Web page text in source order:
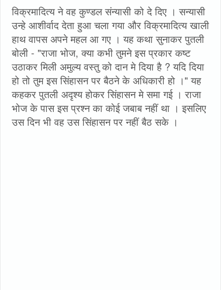
विक्रमादित्य ने वह कुण्डल संन्यासी को दे दिए । सन्यासी
उन्हे आशीर्वाद देता हुआ चला गया और विक्रमादित्य खाली
हाथ वापस अपने महल आ गए । यह कथा सुनाकर पुतली
बोली - "राजा भोज, क्या कभी तुमने इस प्रकार कष्ट
उठाकर मिली अमुल्य वस्तु को दान मे दिया है ? यदि दिया
हो तो तुम इस सिंहासन पर बैठने के अधिकारी हो ।" यह
कहकर पुतली अदृश्य होकर सिंहासन मे समा गई । राजा
भोज के पास इस प्रश्न का कोई जबाब नहीं था । इसलिए
उस दिन भी वह उस सिंहासन पर नहीं बैठ सके ।